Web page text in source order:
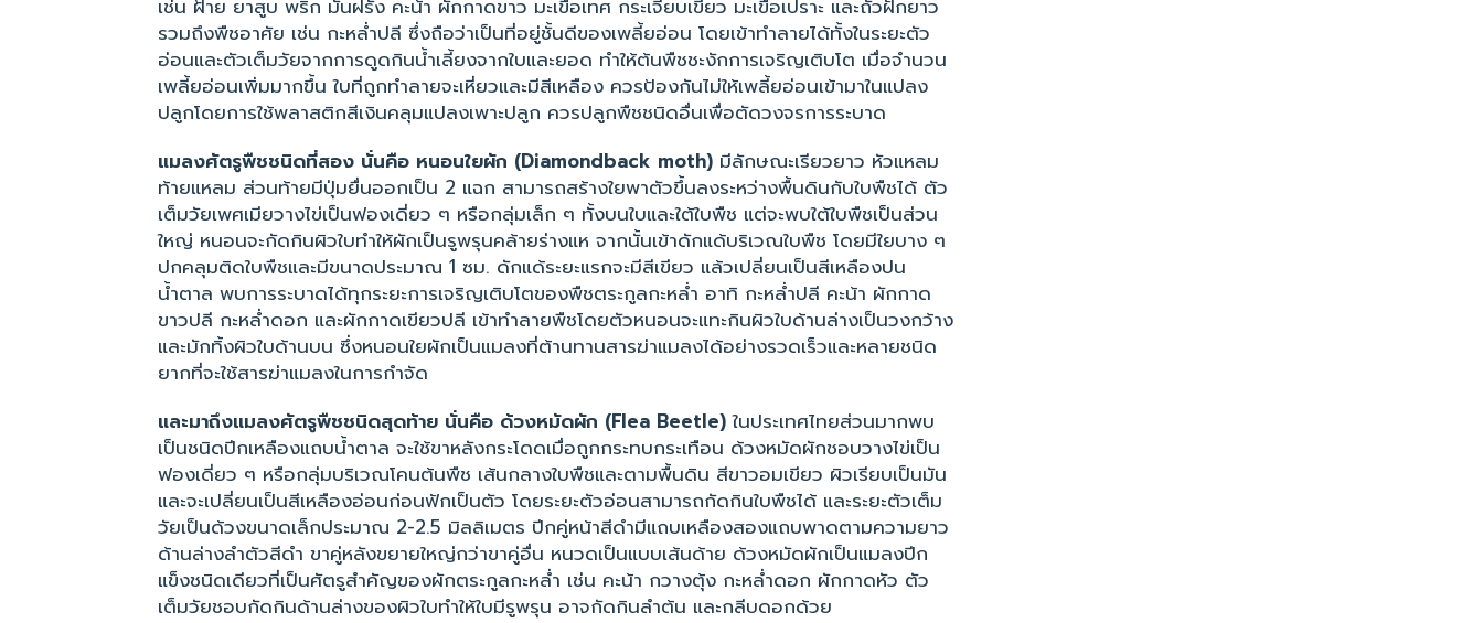
เช่น ฝ้าย ยาสูบ พริก มันฝรั่ง คะน้า ผักกาดขาว มะเขือเทศ กระเจี๊ยบเขียว มะเขือเปราะ และถั่วฝักยาว
รวมถึงพืชอาศัย เช่น กะหล่ำปลี ซึ่งถือว่าเป็นที่อยู่ชั้นดีของเพลี้ยอ่อน โดยเข้าทำลายได้ทั้งในระยะตัว
อ่อนและตัวเต็มวัยจากการดูดกินน้ำเลี้ยงจากใบและยอด ทำให้ต้นพืชชะงักการเจริญเติบโต เมื่อจำนวน
เพลี้ยอ่อนเพิ่มมากขึ้น ใบที่ถูกทำลายจะเหี่ยวและมีสีเหลือง ควรป้องกันไม่ให้เพลี้ยอ่อนเข้ามาในแปลง
ปลูกโดยการใช้พลาสติกสีเงินคลุมแปลงเพาะปลูก ควรปลูกพืชชนิดอื่นเพื่อตัดวงจรการระบาด
แมลงศัตรูพืชชนิดที่สอง นั่นคือ หนอนใยผัก (Diamondback moth)มีลักษณะเรียวยาว หัวแหลม
ท้ายแหลม ส่วนท้ายมีปุ่มยื่นออกเป็น 2 แฉก สามารถสร้างใยพาตัวขึ้นลงระหว่างพื้นดินกับใบพืชได้ ตัว
เต็มวัยเพศเมียวางไข่เป็นฟองเดี่ยว ๆ หรือกลุ่มเล็ก ๆ ทั้งบนใบและใต้ใบพืช แต่จะพบใต้ใบพืชเป็นส่วน
ใหญ่ หนอนจะกัดกินผิวใบทำให้ผักเป็นรูพรุนคล้ายร่างแห จากนั้นเข้าดักแด้บริเวณใบพืช โดยมีใยบาง ๆ
ปกคลุมติดใบพืชและมีขนาดประมาณ 1 ซม. ดักแด้ระยะแรกจะมีสีเขียว แล้วเปลี่ยนเป็นสีเหลืองปน
น้ำตาล พบการระบาดได้ทุกระยะการเจริญเติบโตของพืชตระกูลกะหล่ำ อาทิ กะหล่ำปลี คะน้า ผักกาด
ขาวปลี กะหล่ำดอก และผักกาดเขียวปลี เข้าทำลายพืชโดยตัวหนอนจะแทะกินผิวใบด้านล่างเป็นวงกว้าง
และมักทิ้งผิวใบด้านบน ซึ่งหนอนใยผักเป็นแมลงที่ต้านทานสารฆ่าแมลงได้อย่างรวดเร็วและหลายชนิด
ยากที่จะใช้สารฆ่าแมลงในการกำจัด
และมาถึงแมลงศัตรูพืชชนิดสุดท้าย นั่นคือ ด้วงหมัดผัก (Flea Beetle)ในประเทศไทยส่วนมากพบ
เป็นชนิดปีกเหลืองแถบน้ำตาล จะใช้ขาหลังกระโดดเมื่อถูกกระทบกระเทือน ด้วงหมัดผักชอบวางไข่เป็น
ฟองเดี่ยว ๆ หรือกลุ่มบริเวณโคนต้นพืช เส้นกลางใบพืชและตามพื้นดิน สีขาวอมเขียว ผิวเรียบเป็นมัน
และจะเปลี่ยนเป็นสีเหลืองอ่อนก่อนฟักเป็นตัว โดยระยะตัวอ่อนสามารถกัดกินใบพืชได้ และระยะตัวเต็ม
วัยเป็นด้วงขนาดเล็กประมาณ 2-2.5 มิลลิเมตร ปีกคู่หน้าสีดำมีแถบเหลืองสองแถบพาดตามความยาว
ด้านล่างลำตัวสีดำ ขาคู่หลังขยายใหญ่กว่าขาคู่อื่น หนวดเป็นแบบเส้นด้าย ด้วงหมัดผักเป็นแมลงปีก
แข็งชนิดเดียวที่เป็นศัตรูสำคัญของผักตระกูลกะหล่ำ เช่น คะน้า กวางตุ้ง กะหล่ำดอก ผักกาดหัว ตัว
เต็มวัยชอบกัดกินด้านล่างของผิวใบทำให้ใบมีรูพรุน อาจกัดกินลำต้น และกลีบดอกด้วย